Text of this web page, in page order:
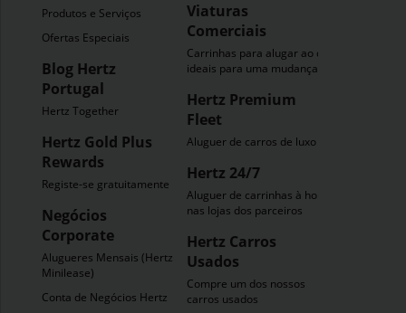
Produtos e Serviços
Ofertas Especiais
Blog Hertz
Portugal
Hertz Together
Hertz Gold Plus
Rewards
Registe-se gratuitamente
Negócios
Corporate
Alugueres Mensais (Hertz
Minilease)
Conta de Negócios Hertz
Viaturas
Comerciais
Carrinhas para alugar ao dia
ideais para uma mudança
Hertz Premium
Fleet
Aluguer de carros de luxo
Hertz 24/7
Aluguer de carrinhas à hora
nas lojas dos parceiros
Hertz Carros
Usados
Compre um dos nossos
carros usados